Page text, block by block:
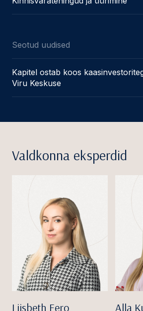
Seotud uudised
Kapitel ostab koos
Viru Keskuse
Valdkonna eksperdid
Liisbeth Eero Alla